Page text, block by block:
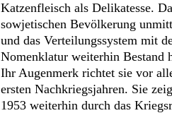
Katzenfleisch als Delikatesse.
sowjetischen Bevölkerung
und das Verteilungssystem mit
Nomenklatur weiterhin Bestand
Ihr Augenmerk richtet sie vor
ersten Nachkriegsjahren. Sie
1953 weiterhin durch das